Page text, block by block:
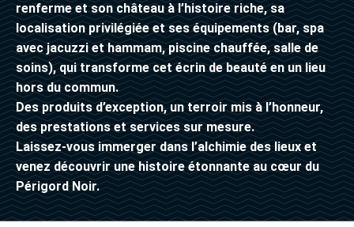
renferme et son château à l’histoire riche, sa
localisation privilégiée et ses équipements (bar, spa
avec jacuzzi et hammam, piscine chauffée, salle de
soins), qui transforme cet écrin de beauté en un lieu
hors du commun.
Des produits d’exception, un terroir mis à l’honneur,
des prestations et services sur mesure.
Laissez-vous immerger dans l’alchimie des lieux et
venez découvrir une histoire étonnante au cœur du
Périgord Noir.